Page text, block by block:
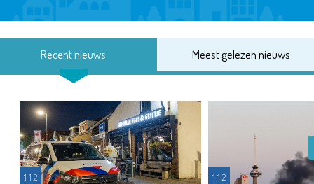
Recent nieuws Meest gelezen nieuws
112 112